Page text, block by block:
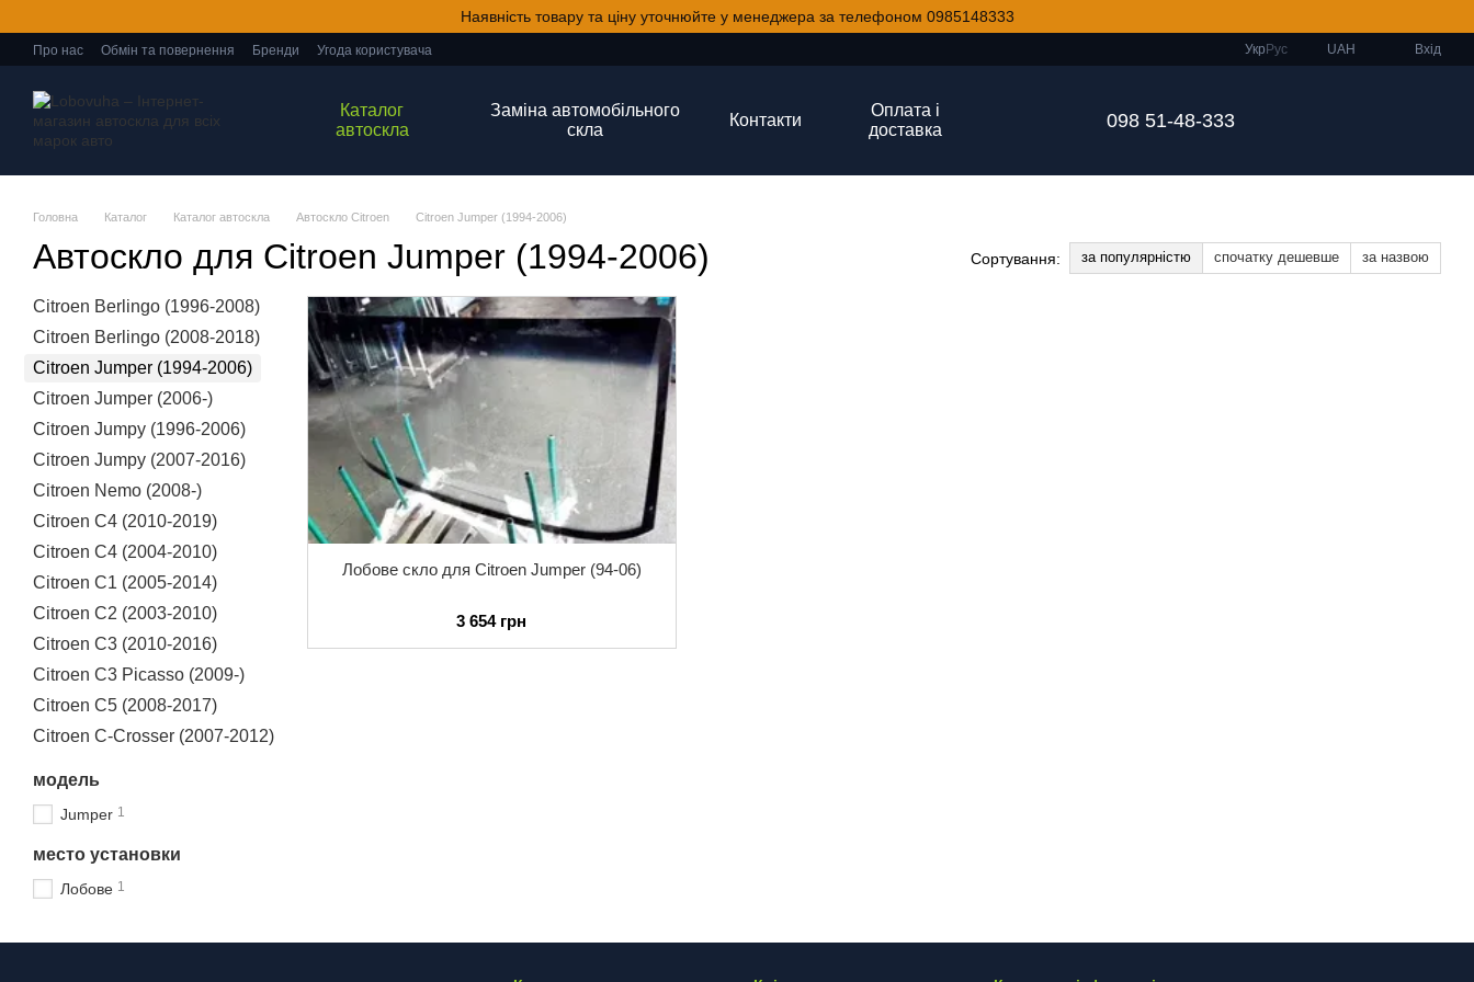
Наявність товару та ціну уточнюйте у менеджера за телефоном 0985148333
Про нас Обмін та повернення Бренди Угода користувача Укр Рус UAH Вхід
Каталог
автоскла
Заміна автомобільного
скла
Контакти
Оплата і
доставка
098 51-48-333
Головна Каталог Каталог автоскла Автоскло Citroen Citroen Jumper (1994-2006)
Автоскло для Citroen Jumper (1994-2006) Сортування: за популярністю спочатку дешевше за назвою
Лобове скло для Citroen Jumper (94-06)
3 654 грн
Citroen Berlingo (1996-2008)
Citroen Berlingo (2008-2018)
Citroen Jumper (1994-2006)
Citroen Jumper (2006-)
Citroen Jumpy (1996-2006)
Citroen Jumpy (2007-2016)
Citroen Nemo (2008-)
Citroen C4 (2010-2019)
Citroen C4 (2004-2010)
Citroen C1 (2005-2014)
Citroen C2 (2003-2010)
Citroen C3 (2010-2016)
Citroen C3 Picasso (2009-)
Citroen C5 (2008-2017)
Citroen C-Crosser (2007-2012)
модель
Jumper 1
место установки
Лобове 1